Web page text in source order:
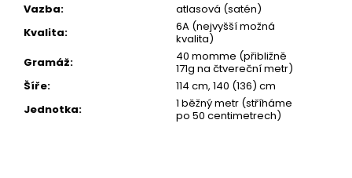
Vazba:
atlasová (satén)
Kvalita:
6A (nejvyšší možná
kvalita)
Gramáž:
40 momme (přibližně
171g na čtvereční metr)
Šíře:
114 cm, 140 (136) cm
Jednotka:
1 běžný metr (stříháme
po 50 centimetrech)